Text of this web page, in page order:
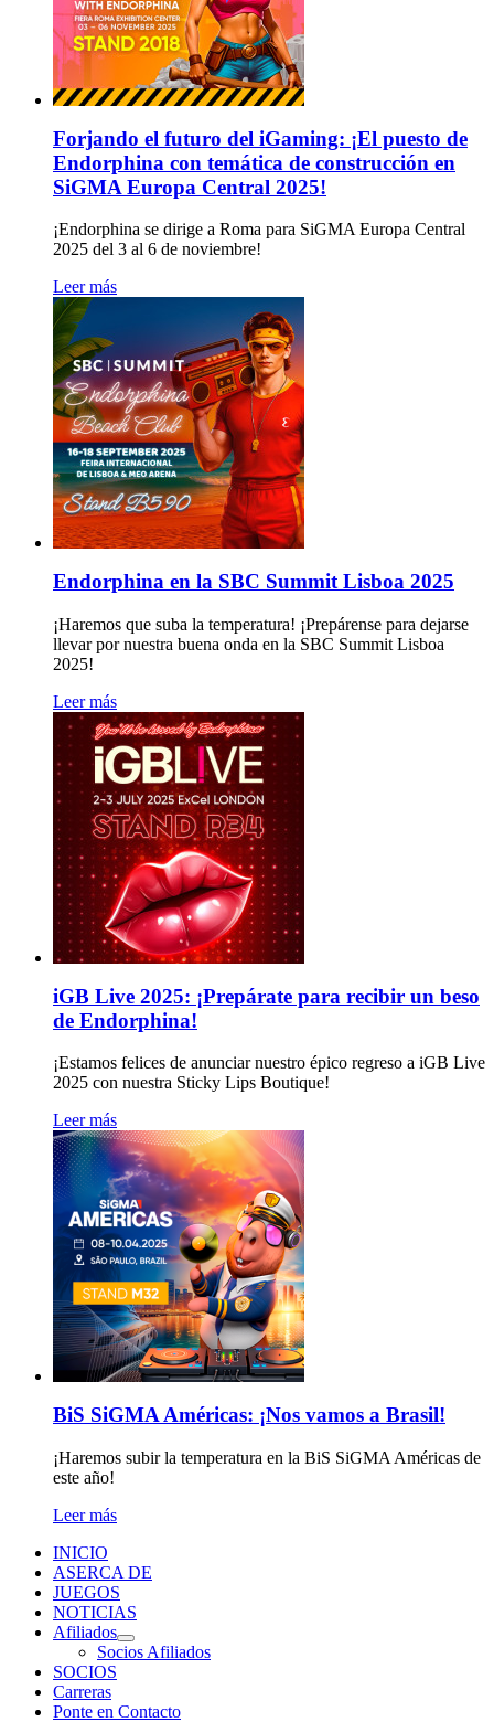
Forjando el futuro del iGaming: ¡El puesto de
Endorphina con temática de construcción en
SiGMA Europa Central 2025!
¡Endorphina se dirige a Roma para SiGMA Europa Central
2025 del 3 al 6 de noviembre!
Leer más
Endorphina en la SBC Summit Lisboa 2025
¡Haremos que suba la temperatura! ¡Prepárense para dejarse
llevar por nuestra buena onda en la SBC Summit Lisboa
2025!
Leer más
iGB Live 2025: ¡Prepárate para recibir un beso
de Endorphina!
¡Estamos felices de anunciar nuestro épico regreso a iGB Live
2025 con nuestra Sticky Lips Boutique!
Leer más
BiS SiGMA Américas: ¡Nos vamos a Brasil!
¡Haremos subir la temperatura en la BiS SiGMA Américas de
este año!
Leer más
INICIO
ASERCA DE
JUEGOS
NOTICIAS
Afiliados
Socios Afiliados
SOCIOS
Carreras
Ponte en Contacto